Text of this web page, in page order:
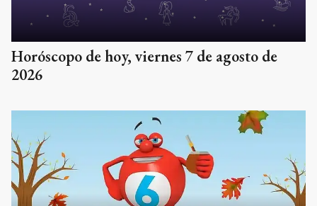
Horóscopo de hoy, viernes 7 de agosto de
2026